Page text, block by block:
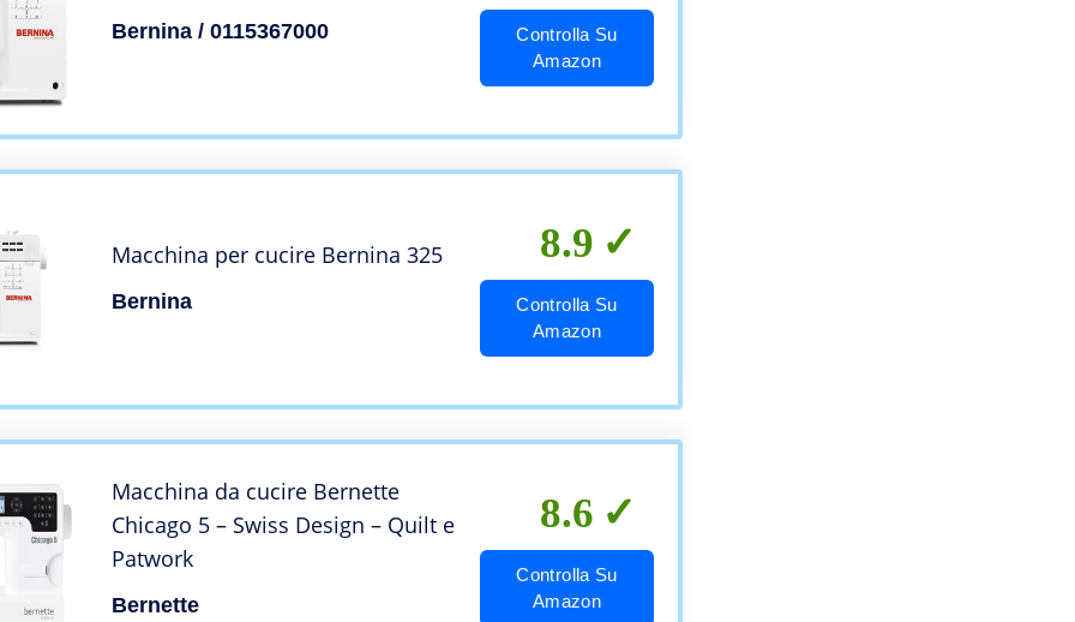
Bernina / 0115367000
Controlla Su
Amazon
Macchina per cucire Bernina 325
Bernina
8.9
Controlla Su
Amazon
Macchina da cucire Bernette
Chicago 5 – Swiss Design – Quilt e
Patwork
Bernette
8.6
Controlla Su
Amazon